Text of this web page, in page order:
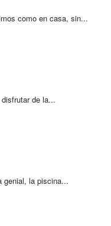
como en casa, sin...
de la...
genial, la piscina...